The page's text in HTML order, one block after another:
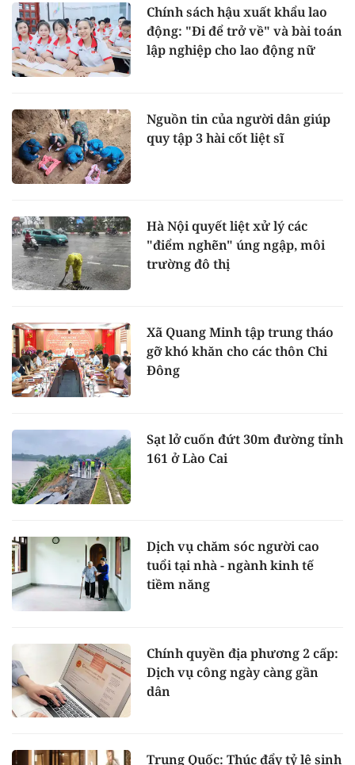
Chính sách hậu xuất khẩu lao
động: "Đi để trở về" và bài toán
lập nghiệp cho lao động nữ
Nguồn tin của người dân giúp
quy tập 3 hài cốt liệt sĩ
Hà Nội quyết liệt xử lý các
"điểm nghẽn" úng ngập, môi
trường đô thị
Xã Quang Minh tập trung tháo
gỡ khó khăn cho các thôn Chi
Đông
Sạt lở cuốn đứt 30m đường tỉnh
161 ở Lào Cai
Dịch vụ chăm sóc người cao
tuổi tại nhà - ngành kinh tế
tiềm năng
Chính quyền địa phương 2 cấp:
Dịch vụ công ngày càng gần
dân
Trung Quốc: Thúc đẩy tỷ lệ sinh